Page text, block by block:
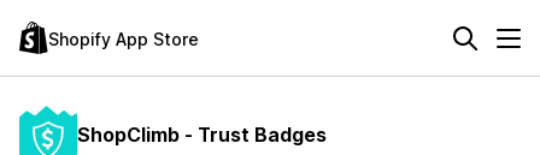
Shopify App Store
ShopClimb ‑ Trust Badges